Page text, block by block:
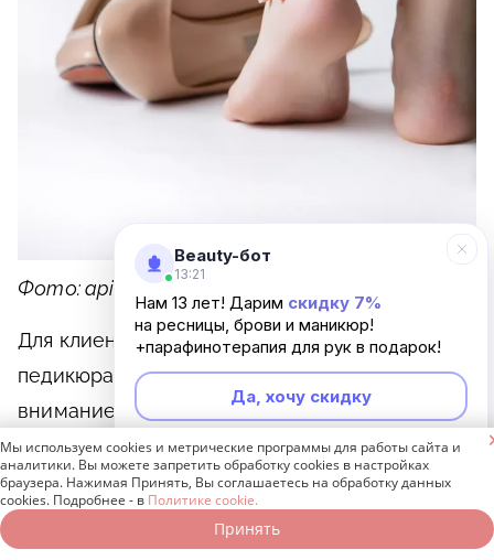
Фото: apichsn / Freepik
Для клиентов с гипергидрозом процедура
педикюра осуществляется с особым
вниманием и в несколько этапов:
Начинаем с очистки стоп от загрязнений.
Можно применить тоник для очищения и
увлажнения кожи, который помогает
Beauty-бот
13:21
Нам 13 лет! Дарим скидку 7%
на ресницы, брови и маникюр!
+парафинотерапия для рук в подарок!
Да, хочу скидку
Неинтересно
Мы используем cookies и метрические программы для работы сайта и
аналитики. Вы можете запретить обработку cookies в настройках
браузера. Нажимая Принять, Вы соглашаетесь на обработку данных
cookies. Подробнее - в Политике cookie.
Принять